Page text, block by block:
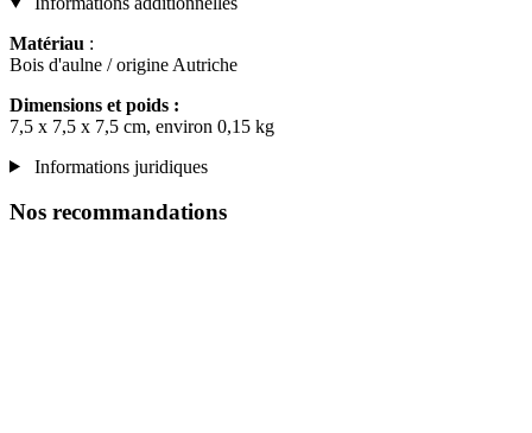
Matériau :
Bois d'aulne / origine Autriche
Dimensions et poids :
7,5 x 7,5 x 7,5 cm, environ 0,15 kg
Informations juridiques
Nos recommandations